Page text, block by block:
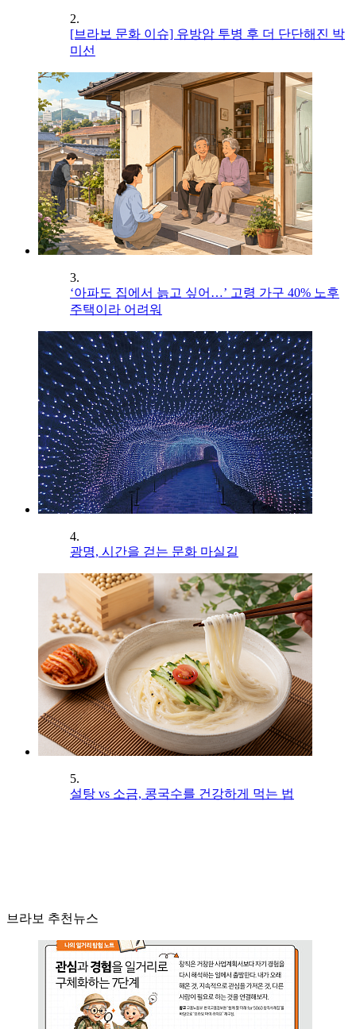
2.
[브라보 문화 이슈] 유방암 투병 후 더 단단해진 박
미선
3.
‘아파도 집에서 늙고 싶어…’ 고령 가구 40% 노후
주택이라 어려워
4.
광명, 시간을 걷는 문화 마실길
5.
설탕 vs 소금, 콩국수를 건강하게 먹는 법
브라보 추천뉴스